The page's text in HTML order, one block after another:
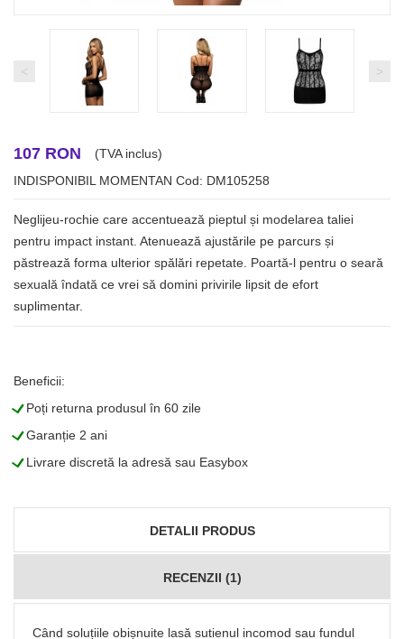
< >
107 RON
(TVA inclus)
INDISPONIBIL MOMENTAN Cod: DM105258
Neglijeu-rochie care accentuează pieptul și modelarea taliei
pentru impact instant. Atenuează ajustările pe parcurs și
păstrează forma ulterior spălări repetate. Poartă-l pentru o seară
sexuală îndată ce vrei să domini privirile lipsit de efort
suplimentar.
Beneficii:
LPoți returna produsul în 60 zile
LGaranție 2 ani
LLivrare discretă la adresă sau Easybox
DETALII PRODUS
RECENZII (1)
Când soluțiile obișnuite lasă sutienul incomod sau fundul